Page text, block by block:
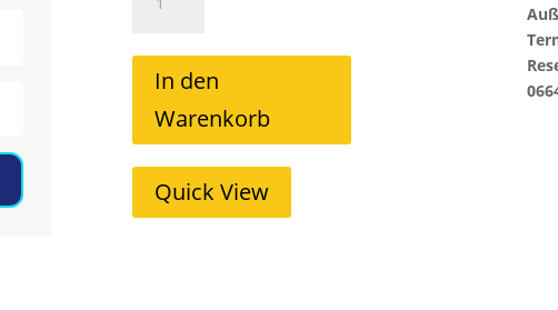
Reiniger
30mlIn den
Warenkorb
Quick View